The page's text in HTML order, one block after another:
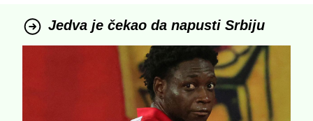
Jedva je čekao da napusti Srbiju